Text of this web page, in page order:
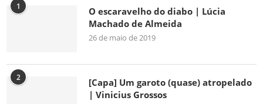
1
O escaravelho do diabo | Lúcia
Machado de Almeida
26 de maio de 2019
2
[Capa] Um garoto (quase) atropelado
| Vinicius Grossos